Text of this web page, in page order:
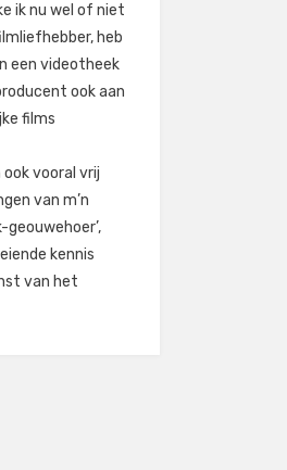
ik nu wel of niet
heb
een videotheek
ook aan
films
ook vooral vrij
van m’n
kennis
van het